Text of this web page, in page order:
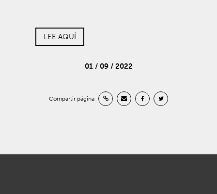
LEE AQUÍ
01 / 09 / 2022
Compartir página